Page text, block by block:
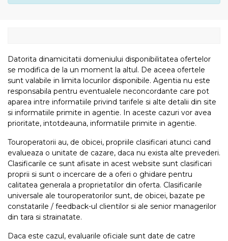
Datorita dinamicitatii domeniului disponibilitatea ofertelor
se modifica de la un moment la altul. De aceea ofertele
sunt valabile in limita locurilor disponibile. Agentia nu este
responsabila pentru eventualele neconcordante care pot
aparea intre informatiile privind tarifele si alte detalii din site
si informatiile primite in agentie. In aceste cazuri vor avea
prioritate, intotdeauna, informatiile primite in agentie.
Touroperatorii au, de obicei, propriile clasificari atunci cand
evalueaza o unitate de cazare, daca nu exista alte prevederi.
Clasificarile ce sunt afisate in acest website sunt clasificari
proprii si sunt o incercare de a oferi o ghidare pentru
calitatea generala a proprietatilor din oferta. Clasificarile
universale ale touroperatorilor sunt, de obicei, bazate pe
constatarile / feedback-ul clientilor si ale senior managerilor
din tara si strainatate.
Daca este cazul, evaluarile oficiale sunt date de catre